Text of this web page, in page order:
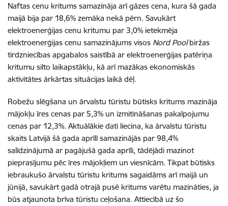
Naftas cenu kritums samazināja arī gāzes cena, kura šā gada
maijā bija par 18,6% zemāka nekā pērn. Savukārt
elektroenerģijas cenu kritumu par 3,0% ietekmēja
elektroenerģijas cenu samazinājums visos Nord Poolbiržas
tirdzniecības apgabalos saistībā ar elektroenerģijas patēriņa
kritumu silto laikapstākļu, kā arī mazākas ekonomiskās
aktivitātes ārkārtas situācijas laikā dēļ.
Robežu slēgšana un ārvalstu tūristu būtisks kritums mazināja
mājokļu īres cenas par 5,3% un izmitināšanas pakalpojumu
cenas par 12,3%. Aktuālākie dati liecina, ka ārvalstu tūristu
skaits Latvijā šā gada aprīlī samazinājās par 98,4%
salīdzinājumā ar pagājušā gada aprīli, tādējādi mazinot
pieprasījumu pēc īres mājokļiem un viesnīcām. Tikpat būtisks
iebraukušo ārvalstu tūristu kritums sagaidāms arī maijā un
jūnijā, savukārt gadā otrajā pusē kritums varētu mazināties, ja
būs atjaunota brīva tūristu ceļošana. Attiecībā uz šo